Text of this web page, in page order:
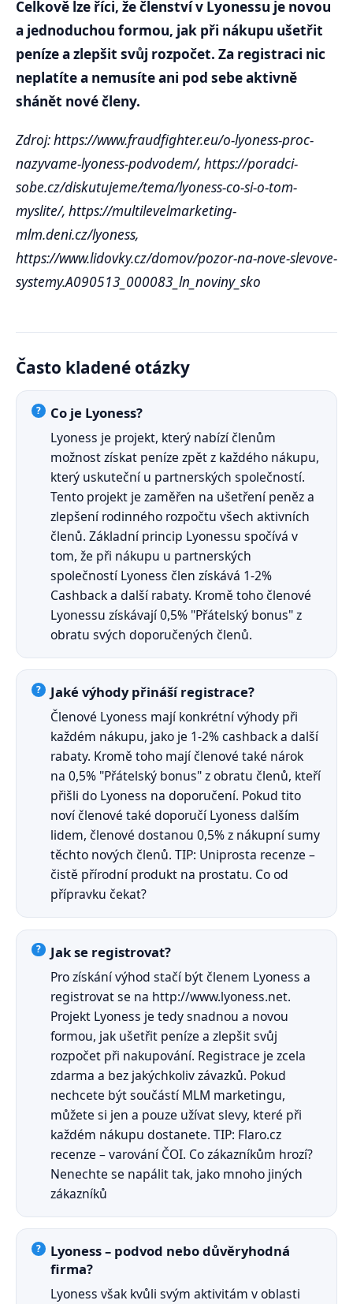
Celkově lze říci, že členství v Lyonessu je novou
a jednoduchou formou, jak při nákupu ušetřit
peníze a zlepšit svůj rozpočet. Za registraci nic
neplatíte a nemusíte ani pod sebe aktivně
shánět nové členy.
Zdroj: https://www.fraudfighter.eu/o-lyoness-proc-
nazyvame-lyoness-podvodem/, https://poradci-
sobe.cz/diskutujeme/tema/lyoness-co-si-o-tom-
myslite/, https://multilevelmarketing-
mlm.deni.cz/lyoness,
https://www.lidovky.cz/domov/pozor-na-nove-slevove-
systemy.A090513_000083_ln_noviny_sko
Často kladené otázky
Co je Lyoness?
Lyoness je projekt, který nabízí členům
možnost získat peníze zpět z každého nákupu,
který uskuteční u partnerských společností.
Tento projekt je zaměřen na ušetření peněz a
zlepšení rodinného rozpočtu všech aktivních
členů. Základní princip Lyonessu spočívá v
tom, že při nákupu u partnerských
společností Lyoness člen získává 1-2%
Cashback a další rabaty. Kromě toho členové
Lyonessu získávají 0,5% "Přátelský bonus" z
obratu svých doporučených členů.
Jaké výhody přináší registrace?
Členové Lyoness mají konkrétní výhody při
každém nákupu, jako je 1-2% cashback a další
rabaty. Kromě toho mají členové také nárok
na 0,5% "Přátelský bonus" z obratu členů, kteří
přišli do Lyoness na doporučení. Pokud tito
noví členové také doporučí Lyoness dalším
lidem, členové dostanou 0,5% z nákupní sumy
těchto nových členů. TIP: Uniprosta recenze –
čistě přírodní produkt na prostatu. Co od
přípravku čekat?
Jak se registrovat?
Pro získání výhod stačí být členem Lyoness a
registrovat se na http://www.lyoness.net.
Projekt Lyoness je tedy snadnou a novou
formou, jak ušetřit peníze a zlepšit svůj
rozpočet při nakupování. Registrace je zcela
zdarma a bez jakýchkoliv závazků. Pokud
nechcete být součástí MLM marketingu,
můžete si jen a pouze užívat slevy, které při
každém nákupu dostanete. TIP: Flaro.cz
recenze – varování ČOI. Co zákazníkům hrozí?
Nenechte se napálit tak, jako mnoho jiných
zákazníků
Lyoness – podvod nebo důvěryhodná
firma?
Lyoness však kvůli svým aktivitám v oblasti